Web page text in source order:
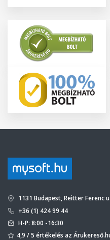
1131 Budapest, Reitter Ferenc
+36 (1) 424 99 44
H-P: 8:00 -16:30
4,9 / 5 értékelés az